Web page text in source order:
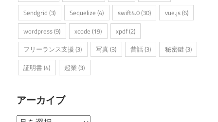
Sendgrid (3) Sequelize (4) swift4.0(30) vue.js(6)
wordpress(9) xcode (19) xpdf(2)
フリーランス支援 (3) 写真(3) 昔話(3) 秘密鍵 (3)
証明書(4) 起業 (3)
アーカイブ